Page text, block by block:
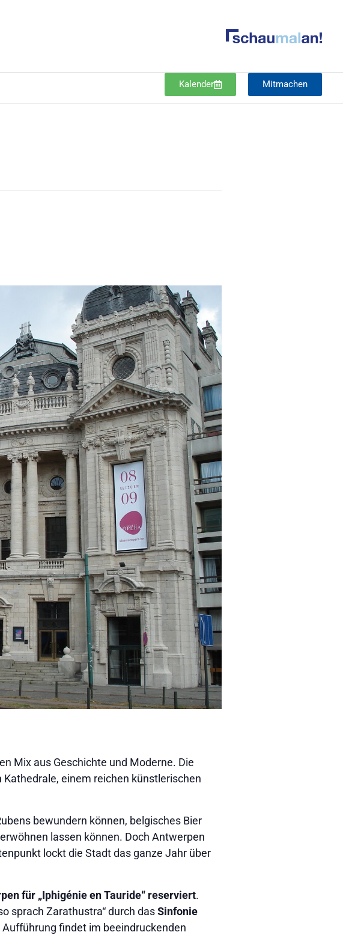
Kalender Mitmachen
Mix aus Geschichte und Moderne. Die
einem reichen künstlerischen
bewundern können, belgisches Bier
lassen können. Doch Antwerpen
lockt die Stadt das ganze Jahr über
für „Iphigénie en Tauride“ reserviert.
sprach Zarathustra“ durch dasSinfonie
Aufführung findet im beeindruckenden